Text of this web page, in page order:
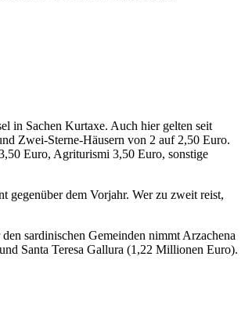
in Sachen Kurtaxe. Auch hier gelten seit
Zwei-Sterne-Häusern von 2 auf 2,50 Euro.
Euro, Agriturismi 3,50 Euro, sonstige
gegenüber dem Vorjahr. Wer zu zweit reist,
sardinischen Gemeinden nimmt Arzachena
Santa Teresa Gallura (1,22 Millionen Euro).